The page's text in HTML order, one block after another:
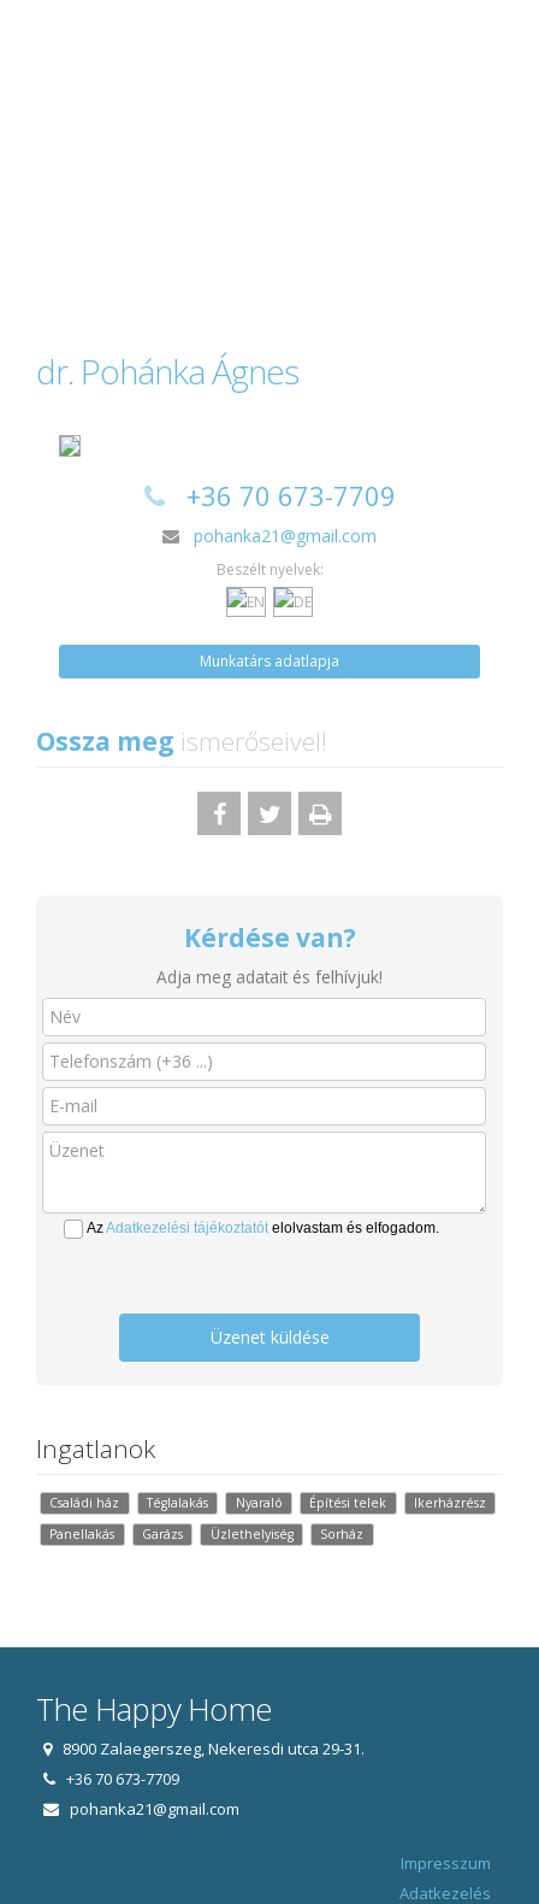
dr. Pohánka Ágnes
+36 70 673-7709
pohanka21@gmail.com
Beszélt nyelvek:
Munkatárs adatlapja
Ossza meg ismerőseivel!
Kérdése van?
Adja meg adatait és felhívjuk!
AzAdatkezelési tájékoztatótelolvastam és elfogadom.
Üzenet küldése
Ingatlanok
Családi ház Téglalakás Nyaraló Építési telek
Ikerházrész
Panellakás
Garázs Üzlethelyiség Sorház
The Happy Home
8900 Zalaegerszeg, Nekeresdi utca 29-31.
+36 70 673-7709
pohanka21@gmail.com
Impresszum
Adatkezelés